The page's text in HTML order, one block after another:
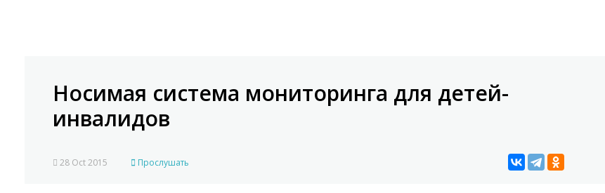
Носимая система мониторинга для детей-
инвалидов
28 Oct 2015 Прослушать